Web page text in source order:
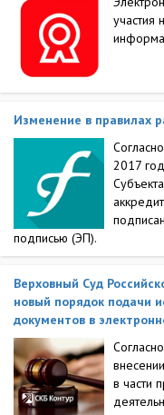
участия
Изменение в правилах
2017
подписью (ЭП).
Верховный Суд
новый порядок подачи
документов в
в части